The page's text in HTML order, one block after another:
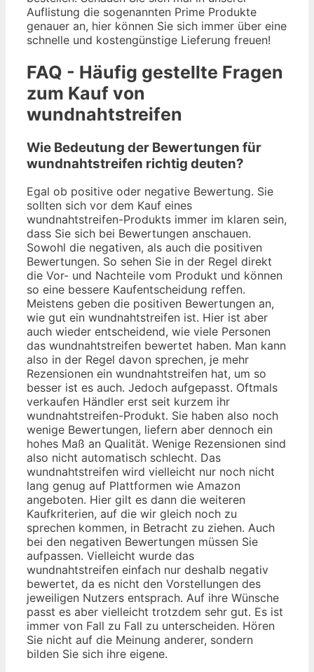
Auflistung die sogenannten Prime Produkte
genauer an, hier können Sie sich immer über eine
schnelle und kostengünstige Lieferung freuen!
FAQ - Häufig gestellte Fragen
zum Kauf von
wundnahtstreifen
Wie Bedeutung der Bewertungen für
wundnahtstreifen richtig deuten?
Egal ob positive oder negative Bewertung. Sie
sollten sich vor dem Kauf eines
wundnahtstreifen-Produkts immer im klaren sein,
dass Sie sich bei Bewertungen anschauen.
Sowohl die negativen, als auch die positiven
Bewertungen. So sehen Sie in der Regel direkt
die Vor- und Nachteile vom Produkt und können
so eine bessere Kaufentscheidung reffen.
Meistens geben die positiven Bewertungen an,
wie gut ein wundnahtstreifen ist. Hier ist aber
auch wieder entscheidend, wie viele Personen
das wundnahtstreifen bewertet haben. Man kann
also in der Regel davon sprechen, je mehr
Rezensionen ein wundnahtstreifen hat, um so
besser ist es auch. Jedoch aufgepasst. Oftmals
verkaufen Händler erst seit kurzem ihr
wundnahtstreifen-Produkt. Sie haben also noch
wenige Bewertungen, liefern aber dennoch ein
hohes Maß an Qualität. Wenige Rezensionen sind
also nicht automatisch schlecht. Das
wundnahtstreifen wird vielleicht nur noch nicht
lang genug auf Plattformen wie Amazon
angeboten. Hier gilt es dann die weiteren
Kaufkriterien, auf die wir gleich noch zu
sprechen kommen, in Betracht zu ziehen. Auch
bei den negativen Bewertungen müssen Sie
aufpassen. Vielleicht wurde das
wundnahtstreifen einfach nur deshalb negativ
bewertet, da es nicht den Vorstellungen des
jeweiligen Nutzers entsprach. Auf ihre Wünsche
passt es aber vielleicht trotzdem sehr gut. Es ist
immer von Fall zu Fall zu unterscheiden. Hören
Sie nicht auf die Meinung anderer, sondern
bilden Sie sich ihre eigene.